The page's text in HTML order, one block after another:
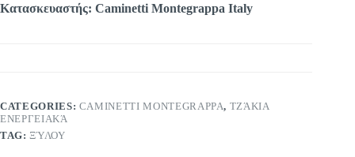
Κατασκευαστής: Caminetti Montegrappa Italy
CATEGORIES: CAMINETTI MONTEGRAPPA, ΤΖΆΚΙΑ
ΕΝΕΡΓΕΙΑΚΆ
TAG:ΞΎΛΟΥ